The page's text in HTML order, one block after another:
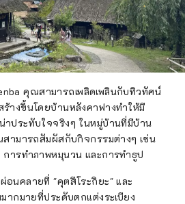
คุณสามารถเพลิดเพลินกับทิวทัศน์
างขึ้นโดยบ้านหลังคาฟางทำให้มี
ประทับใจจริงๆ ในหมู่บ้านที่มีบ้าน
ามารถสัมผัสกับกิจกรรมต่างๆ เช่น
ารทำภาพหมุนวน และการทำธูป
นคลายที่ "คุตสึโระกิยะ" และ
ากมายที่ประดับตกแต่งระเบียง